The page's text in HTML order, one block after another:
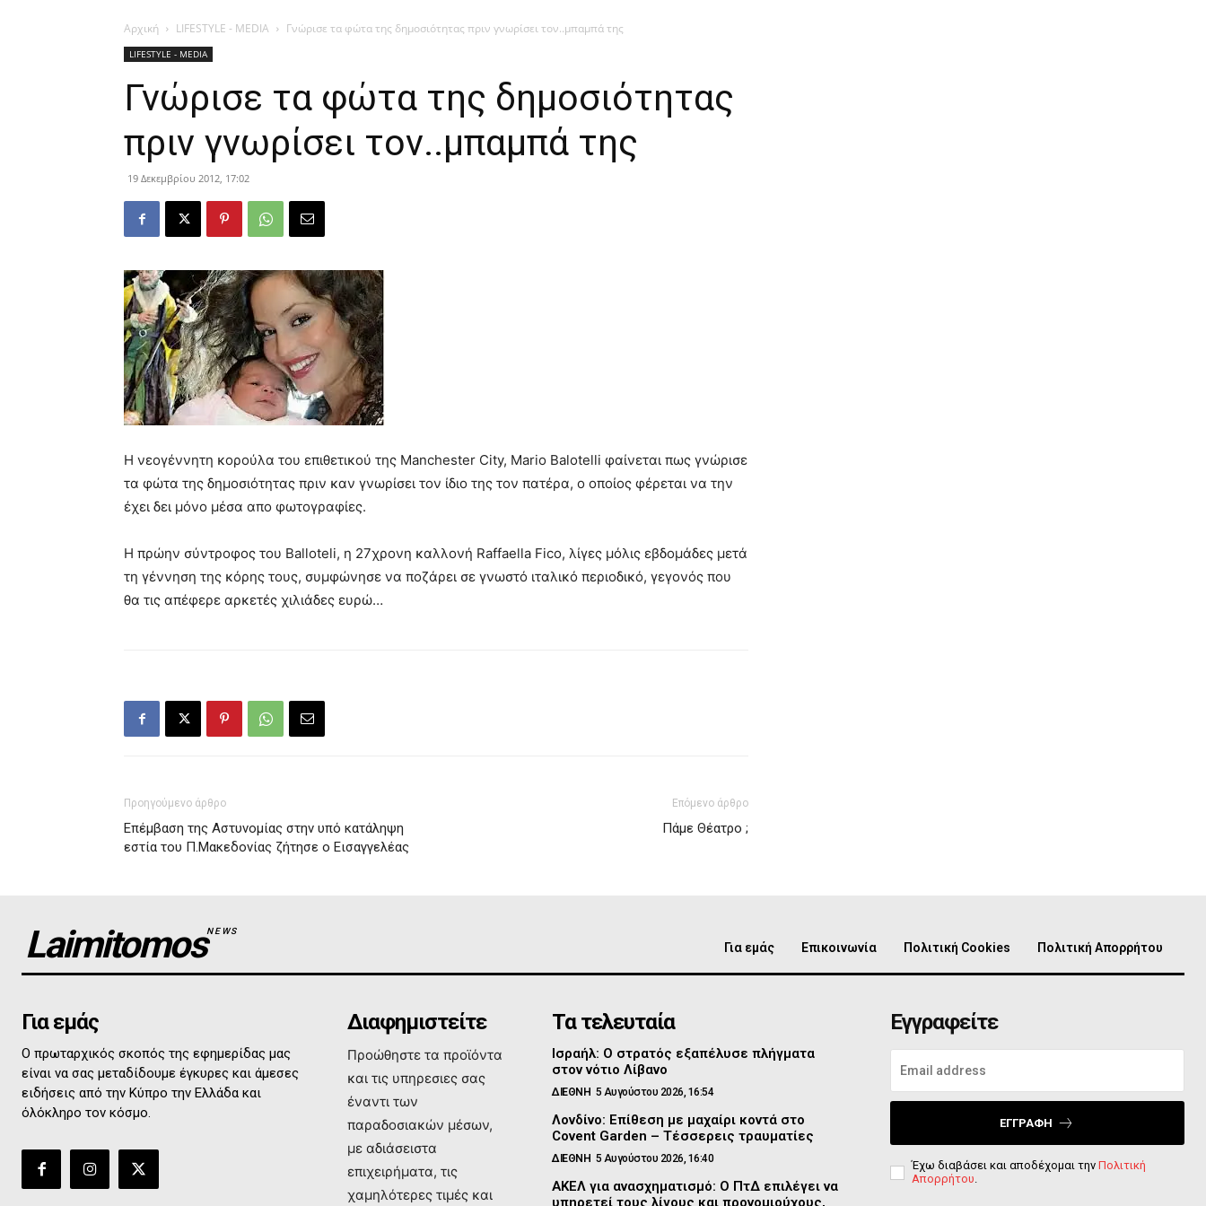
Αρχική LIFESTYLE - MEDIA Γνώρισε τα φώτα της δημοσιότητας πριν γνωρίσει τον..μπαμπά της
LIFESTYLE - MEDIA
Γνώρισε τα φώτα της δημοσιότητας
πριν γνωρίσει τον..μπαμπά της
19 Δεκεμβρίου 2012, 17:02
Η νεογέννητη κορούλα του επιθετικού της Manchester City, Mario Balotelli φαίνεται πως γνώρισε
τα φώτα της δημοσιότητας πριν καν γνωρίσει τον ίδιο της τον πατέρα, ο οποίος φέρεται να την
έχει δει μόνο μέσα απο φωτογραφίες.
Η πρώην σύντροφος του Balloteli, η 27χρονη καλλονή Raffaella Fico, λίγες μόλις εβδομάδες μετά
τη γέννηση της κόρης τους, συμφώνησε να ποζάρει σε γνωστό ιταλικό περιοδικό, γεγονός που
θα τις απέφερε αρκετές χιλιάδες ευρώ…
Προηγούμενο άρθρο
Επέμβαση της Αστυνομίας στην υπό κατάληψη
εστία του Π.Μακεδονίας ζήτησε ο Εισαγγελέας
Επόμενο άρθρο
Πάμε Θέατρο ;
LaimitomosNEWS
Για εμάς Επικοινωνία Πολιτική Cookies Πολιτική Απορρήτου
Για εμάς
Ο πρωταρχικός σκοπός της εφημερίδας μας
είναι να σας μεταδίδουμε έγκυρες και άμεσες
ειδήσεις από την Κύπρο την Ελλάδα και
όλόκληρο τον κόσμο.
Διαφημιστείτε
Προώθηστε τα προϊόντα
και τις υπηρεσιες σας
έναντι των
παραδοσιακών μέσων,
με αδιάσειστα
επιχειρήματα, τις
χαμηλότερες τιμές και
Τα τελευταία
Ισραήλ: Ο στρατός εξαπέλυσε πλήγματα
στον νότιο Λίβανο
ΔΙΕΘΝΗ 5 Αυγούστου 2026, 16:54
Λονδίνο: Επίθεση με μαχαίρι κοντά στο
Covent Garden – Τέσσερεις τραυματίες
ΔΙΕΘΝΗ 5 Αυγούστου 2026, 16:40
ΑΚΕΛ για ανασχηματισμό: Ο ΠτΔ επιλέγει να
υπηρετεί τους λίγους και προνομιούχους,
Εγγραφείτε
ΕΓΓΡΑΦΉ
Έχω διαβάσει και αποδέχομαι την Πολιτική
Απορρήτου.